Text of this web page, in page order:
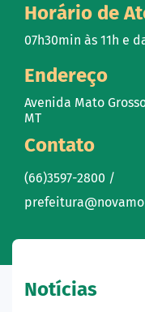
Horário de
07h30min às 11h e
Endereço
Avenida Mato
MT
Contato
(66)3597-2800 /
Notícias